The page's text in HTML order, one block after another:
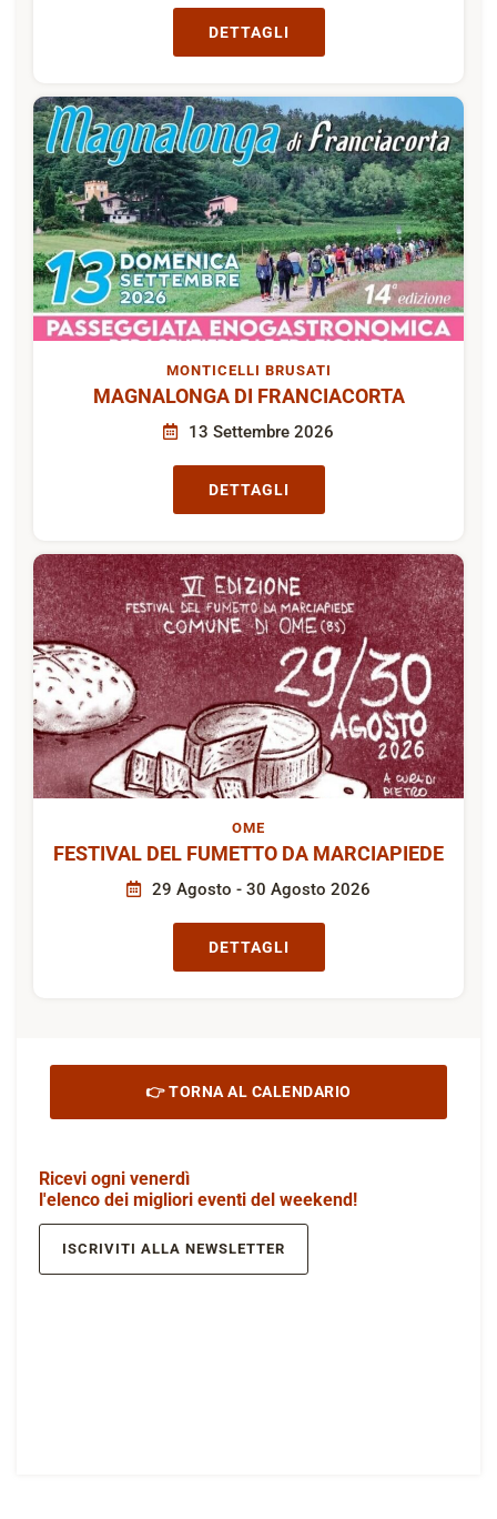
DETTAGLI
MONTICELLI BRUSATI
MAGNALONGA DI FRANCIACORTA
13 Settembre 2026
DETTAGLI
OME
FESTIVAL DEL FUMETTO DA MARCIAPIEDE
29 Agosto - 30 Agosto 2026
DETTAGLI
👉 TORNA AL CALENDARIO
Ricevi ogni venerdì
l'elenco dei migliori eventi del weekend!
ISCRIVITI ALLA NEWSLETTER